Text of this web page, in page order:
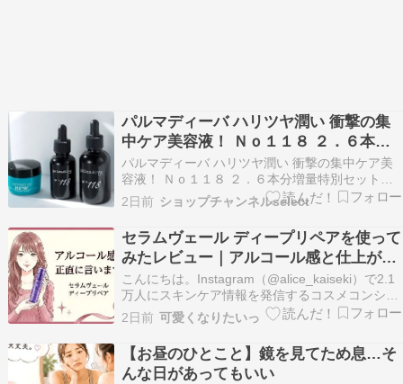
パルマディーバ ハリツヤ潤い 衝撃の集
中ケア美容液！ Ｎｏ１１８ ２．６本分
増量特別セット
パルマディーバ ハリツヤ潤い 衝撃の集中ケア美
容液！ Ｎｏ１１８ ２．６本分増量特別セット
【本日お買い得】ＧＯ！ＧＯ！バリュー衝撃の１
滴！先端美容成分を配合、角質層の隅々まで浸透
し、潤いに満ちたハリツヤ肌へ導く美容液。↓在
庫状況・詳細はこちらからパルマディーバ ハリツ
ヤ潤い 衝撃…
2日前 ショップチャンネルselect
セラムヴェール ディープリペアを使って
みたレビュー｜アルコール感と仕上がり
の本音口コミ
こんにちは。Instagram（@alice_kaiseki）で2.1
万人にスキンケア情報を発信するコスメコンシェ
ルジュエージェンシー（日本化粧品検定1級）の
ありすです 洗顔のあと、化粧水よりも先に使う
「導入美容液」。気になってはいたものの、スキ
ンケアのステップがひとつ増えるの…
2日前 可愛くなりたいっ
【お昼のひとこと】鏡を見てため息…そ
んな日があってもいい